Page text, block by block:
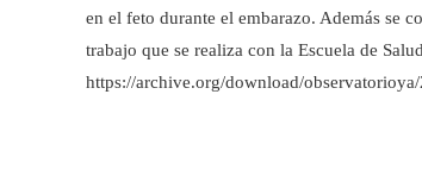
en el feto durante el embarazo. Además se
trabajo que se realiza con la Escuela de
https://archive.org/download/